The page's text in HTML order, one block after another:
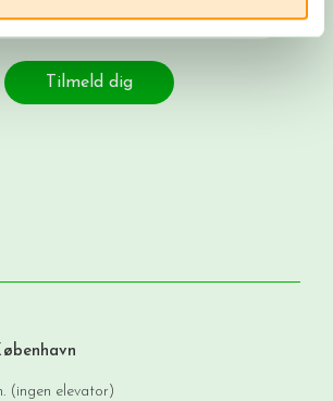
Tilmeld dig
(ingen elevator)